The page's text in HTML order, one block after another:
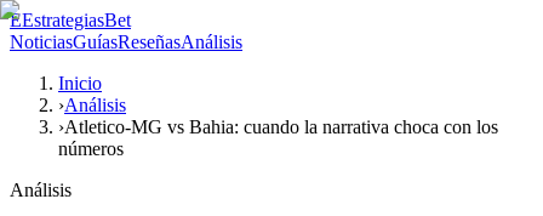
EEstrategiasBet
NoticiasGuíasReseñasAnálisis
Inicio
›Análisis
›Atletico-MG vs Bahia: cuando la narrativa choca con los
números
Análisis